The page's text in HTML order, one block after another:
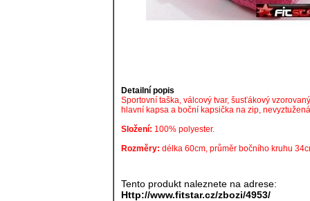
Detailní popis
Sportovní taška, válcový tvar, šusťákový
hlavní kapsa a boční kapsička na zip,
Složení: 100% polyester.
Rozměry: délka 60cm, průměr bočního kruhu
Tento produkt naleznete na adrese:
Http://www.fitstar.cz/zbozi/4953/